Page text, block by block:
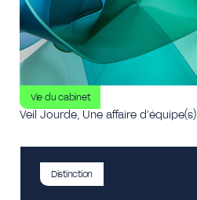
Vie du cabinet
Veil Jourde, Une affaire d’équipe(s)
Distinction